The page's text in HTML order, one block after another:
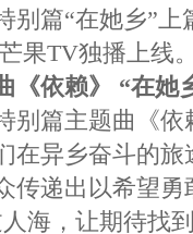
别篇“在她乡”上
果TV独播上线
《依赖》 “在她
篇主题曲《依
在异乡奋斗的
传递出以希望
海，让期待找